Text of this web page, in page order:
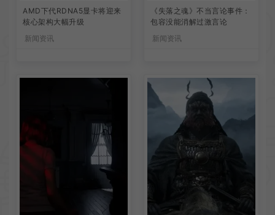
AMD下代RDNA5显卡将迎来
核心架构大幅升级
新闻资讯
《失落之魂》不当言论事件：
包容没能消解过激言论
新闻资讯